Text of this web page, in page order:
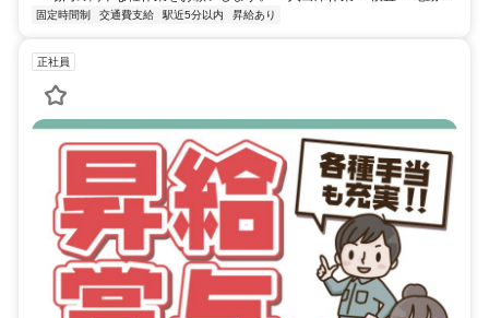
固定時間制 交通費支給 駅近5分以内 昇給あり
正社員